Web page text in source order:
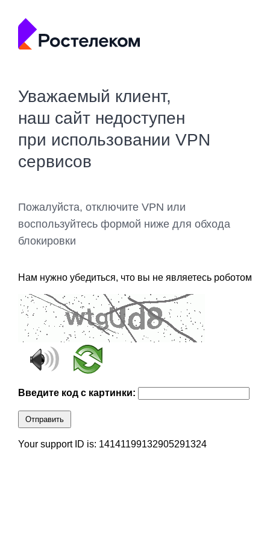
Уважаемый клиент,
наш сайт недоступен
при использовании VPN
сервисов
Пожалуйста, отключите VPN или
воспользуйтесь формой ниже для обхода
блокировки
Нам нужно убедиться, что вы не являетесь роботом
Введите код с картинки:
Отправить
Your support ID is: 14141199132905291324